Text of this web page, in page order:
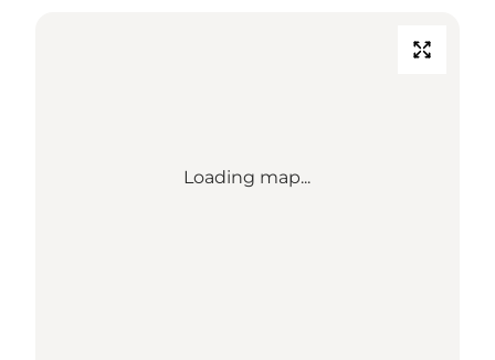
Loading map...